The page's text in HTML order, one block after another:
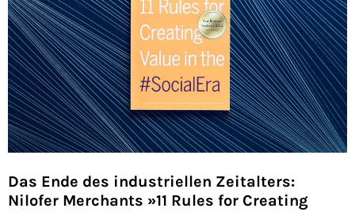
Das Ende des industriellen Zeitalters:
Nilofer Merchants »11 Rules for Creating